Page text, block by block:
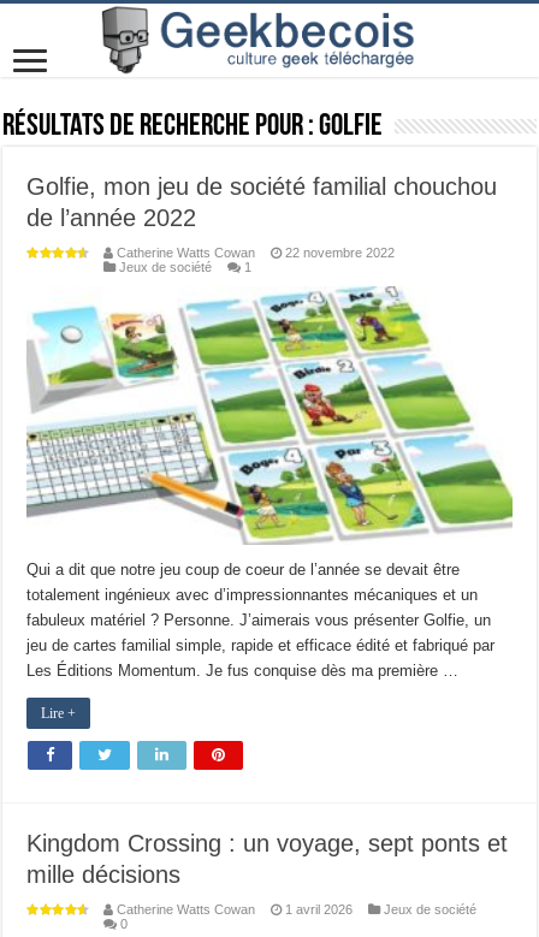
Résultats de recherche pour :Golfie
Golfie, mon jeu de société familial chouchou
de l’année 2022
Catherine Watts Cowan
22 novembre 2022
Jeux de société
1
Qui a dit que notre jeu coup de coeur de l’année se devait être
totalement ingénieux avec d’impressionnantes mécaniques et un
fabuleux matériel ? Personne. J’aimerais vous présenter Golfie, un
jeu de cartes familial simple, rapide et efficace édité et fabriqué par
Les Éditions Momentum. Je fus conquise dès ma première …
Lire +
Kingdom Crossing : un voyage, sept ponts et
mille décisions
Catherine Watts Cowan 1 avril 2026
Jeux de société
0